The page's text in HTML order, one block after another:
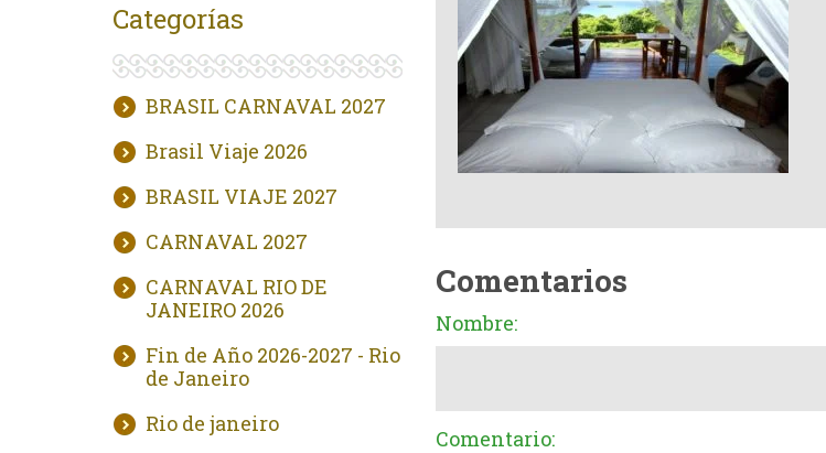
Categorías
BRASIL CARNAVAL 2027
Brasil Viaje 2026
BRASIL VIAJE 2027
CARNAVAL 2027
CARNAVAL RIO DE
JANEIRO 2026
Fin de Año 2026-2027 - Rio
de Janeiro
Rio de janeiro
Comentarios
Nombre:
Comentario: